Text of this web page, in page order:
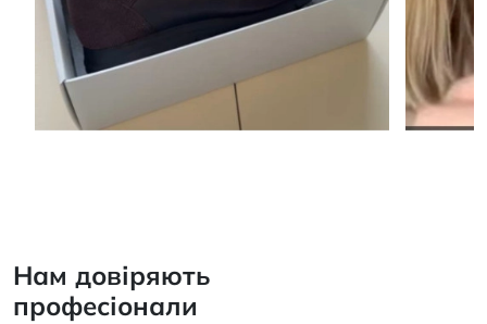
Нам довіряють
професіонали